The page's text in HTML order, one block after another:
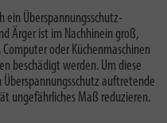
ein Überspannungsschutz-
Ärger ist im Nachhinein groß,
oder Küchenmaschinen
beschädigt werden. Um diese
auftretende
ungefährliches Maß reduzieren.